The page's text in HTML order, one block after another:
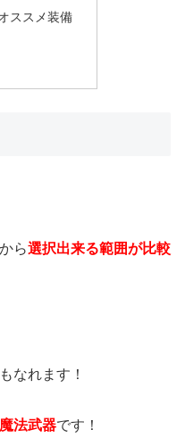
ススメ装備
ら選択出来る範囲が比較
なれます！
魔法武器です！